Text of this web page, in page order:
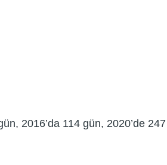
2016’da 114 gün, 2020’de